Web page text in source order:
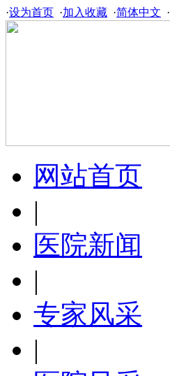
·设为首页 ·加入收藏 ·简体中文 ·
网站首页
|
医院新闻
|
专家风采
|